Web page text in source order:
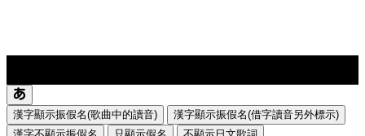
漢字顯示振假名(歌曲中的讀音)
漢字顯示振假名(借字讀音另外標示)